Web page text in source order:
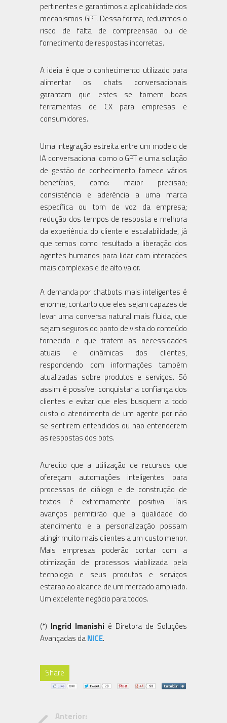
pertinentes e garantimos a aplicabilidade dos
mecanismos GPT. Dessa forma, reduzimos o
risco de falta de compreensão ou de
fornecimento de respostas incorretas.
A ideia é que o conhecimento utilizado para
alimentar os chats conversacionais
garantam que estes se tornem boas
ferramentas de CX para empresas e
consumidores.
Uma integração estreita entre um modelo de
IA conversacional como o GPT e uma solução
de gestão de conhecimento fornece vários
benefícios, como: maior precisão;
consistência e aderência a uma marca
específica ou tom de voz da empresa;
redução dos tempos de resposta e melhora
da experiência do cliente e escalabilidade, já
que temos como resultado a liberação dos
agentes humanos para lidar com interações
mais complexas e de alto valor.
A demanda por chatbots mais inteligentes é
enorme, contanto que eles sejam capazes de
levar uma conversa natural mais fluida, que
sejam seguros do ponto de vista do conteúdo
fornecido e que tratem as necessidades
atuais e dinâmicas dos clientes,
respondendo com informações também
atualizadas sobre produtos e serviços. Só
assim é possível conquistar a confiança dos
clientes e evitar que eles busquem a todo
custo o atendimento de um agente por não
se sentirem entendidos ou não entenderem
as respostas dos bots.
Acredito que a utilização de recursos que
ofereçam automações inteligentes para
processos de diálogo e de construção de
textos é extremamente positiva. Tais
avanços permitirão que a qualidade do
atendimento e a personalização possam
atingir muito mais clientes a um custo menor.
Mais empresas poderão contar com a
otimização de processos viabilizada pela
tecnologia e seus produtos e serviços
estarão ao alcance de um mercado ampliado.
Um excelente negócio para todos.
(*) Ingrid Imanishi é Diretora de Soluções
Avançadas daNICE.
Share
Anterior: